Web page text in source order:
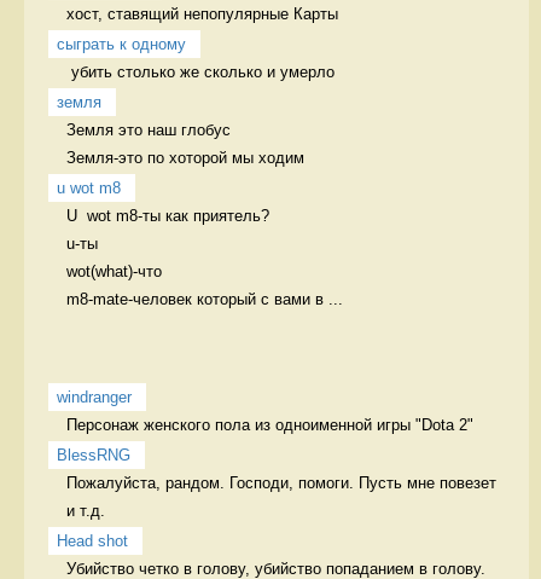
хост, ставящий непопулярные Карты
сыграть к одному
убить столько же сколько и умерло
земля
Земля это наш глобус
Земля-это по хоторой мы ходим
u wot m8
U  wot m8-ты как приятель?
u-ты
wot(what)-что
m8-mate-человек который с вами в ...
windranger
Персонаж женского пола из одноименной игры "Dota 2"
BlessRNG
Пожалуйста, рандом. Господи, помоги. Пусть мне повезет
и т.д.
Head shot
Убийство четко в голову, убийство попаданием в голову.